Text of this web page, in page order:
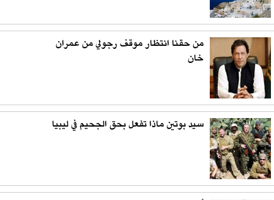
من حقنا انتظار موقف رجولي من عمران
خان
سيد بوتين ماذا تفعل بحق الجحيم في ليبيا